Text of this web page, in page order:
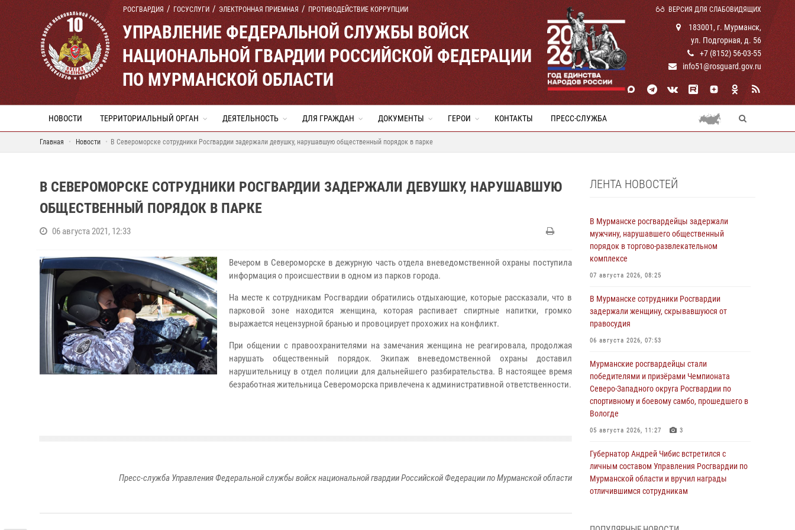
РОСГВАРДИЯ ГОСУСЛУГИ ЭЛЕКТРОННАЯ ПРИЕМНАЯ ПРОТИВОДЕЙСТВИЕ КОРРУПЦИИ ВЕРСИЯ ДЛЯ СЛАБОВИДЯЩИХ
УПРАВЛЕНИЕ ФЕДЕРАЛЬНОЙ СЛУЖБЫ ВОЙСК
НАЦИОНАЛЬНОЙ ГВАРДИИ РОССИЙСКОЙ ФЕДЕРАЦИИ
ПО МУРМАНСКОЙ ОБЛАСТИ
183001, г. Мурманск,
ул. Подгорная, д. 56
+7 (8152) 56-03-55
info51@rosguard.gov.ru
НОВОСТИ ТЕРРИТОРИАЛЬНЫЙ ОРГАН ДЕЯТЕЛЬНОСТЬ ДЛЯ ГРАЖДАН ДОКУМЕНТЫ ГЕРОИ КОНТАКТЫ ПРЕСС-СЛУЖБА
Главная Новости В Североморске сотрудники Росгвардии задержали девушку, нарушавшую общественный порядок в парке
В СЕВЕРОМОРСКЕ СОТРУДНИКИ РОСГВАРДИИ ЗАДЕРЖАЛИ ДЕВУШКУ, НАРУШАВШУЮ
ОБЩЕСТВЕННЫЙ ПОРЯДОК В ПАРКЕ
06 августа 2021, 12:33
Вечером в Североморске в дежурную часть отдела вневедомственной охраны поступила
информация о происшествии в одном из парков города.
На месте к сотрудникам Росгвардии обратились отдыхающие, которые рассказали, что в
парковой зоне находится женщина, которая распивает спиртные напитки, громко
выражается нецензурной бранью и провоцирует прохожих на конфликт.
При общении с правоохранителями на замечания женщина не реагировала, продолжая
нарушать общественный порядок. Экипаж вневедомственной охраны доставил
нарушительницу в отдел полиции для дальнейшего разбирательства. В настоящее время
безработная жительница Североморска привлечена к административной ответственности.
Пресс-служба Управления Федеральной службы войск национальной гвардии Российской Федерации по Мурманской области
ЛЕНТА НОВОСТЕЙ
В Мурманске росгвардейцы задержали
мужчину, нарушавшего общественный
порядок в торгово-развлекательном
комплексе
07 августа 2026, 08:25
В Мурманске сотрудники Росгвардии
задержали женщину, скрывавшуюся от
правосудия
06 августа 2026, 07:53
Мурманские росгвардейцы стали
победителями и призёрами Чемпионата
Северо-Западного округа Росгвардии по
спортивному и боевому самбо, прошедшего в
Вологде
05 августа 2026, 11:27 3
Губернатор Андрей Чибис встретился с
личным составом Управления Росгвардии по
Мурманской области и вручил награды
отличившимся сотрудникам